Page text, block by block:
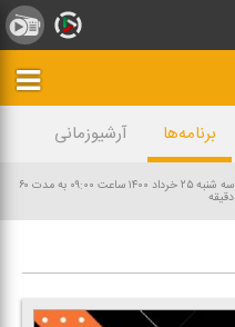
برنامه‌ها آرشیوزمانی
سه شنبه ۲۵ خرداد ۱۴۰۰ ساعت ۰۹:۰۰ به مدت ۶۰
دقیقه